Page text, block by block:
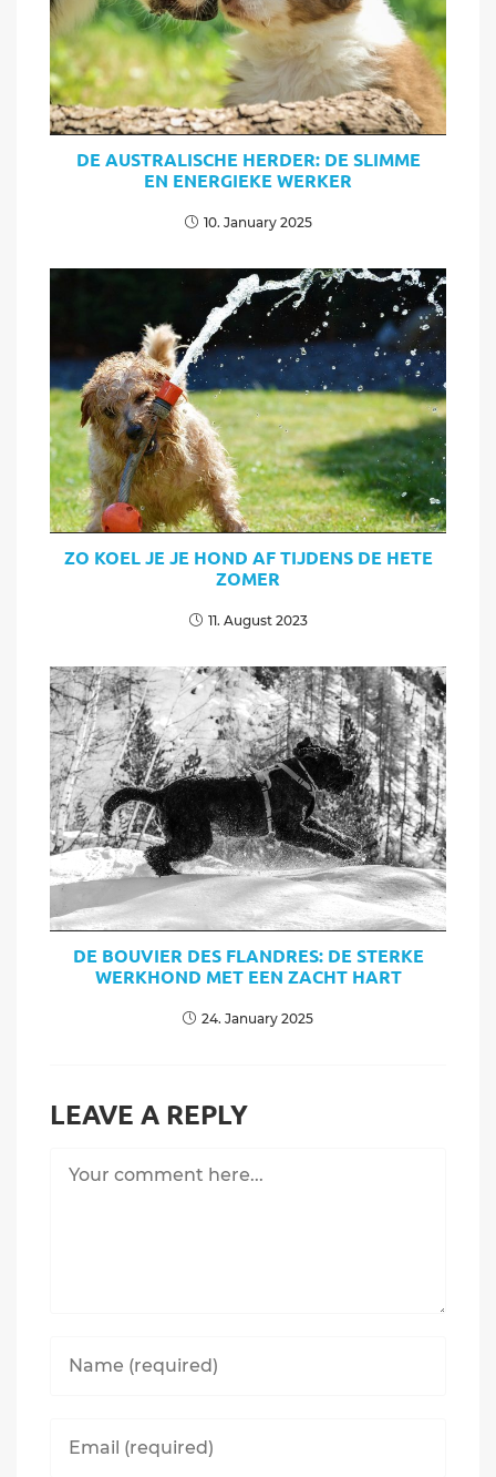
DE AUSTRALISCHE HERDER: DE SLIMME
EN ENERGIEKE WERKER
10. January 2025
ZO KOEL JE JE HOND AF TIJDENS DE HETE
ZOMER
11. August 2023
DE BOUVIER DES FLANDRES: DE STERKE
WERKHOND MET EEN ZACHT HART
24. January 2025
LEAVE A REPLY
your
username
your